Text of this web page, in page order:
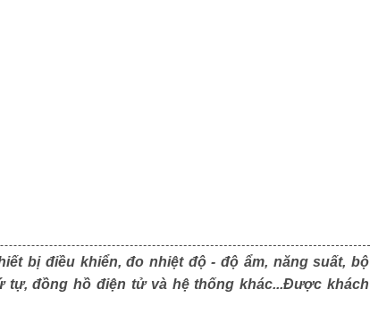
bị điều khiển, đo nhiệt độ - độ ẩm, năng suất, bộ
tự, đồng hồ điện tử và hệ thống khác...Được khách